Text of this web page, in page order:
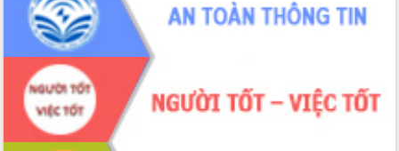
Đắk Lắk
Sôi nổi Hội đua ngựa truyền thống Gò
Thì Thùng mừng Xuân Bính Ngọ 2026
Lãnh đạo tỉnh dâng hương tưởng niệm
tại Đập Đồng Cam đầu Xuân Bính Ngọ
Ngành nông nghiệp phấn đấu tăng
trưởng đạt 5,86% trong năm 2026
UBND tỉnh Đắk Lắk triển khai công tác